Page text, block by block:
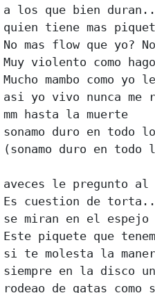
a los que bien
quien tiene mas
No mas flow que yo?
Muy violento como
Mucho mambo como yo
asi yo vivo nunca me
mm hasta la muerte
sonamo duro en todo
(sonamo duro en
aveces le pregunto al
Es cuestion de
se miran en el
Este piquete que
si te molesta la
siempre en la disco
rodeao de gatas